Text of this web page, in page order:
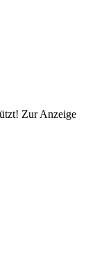
Zur Anzeige